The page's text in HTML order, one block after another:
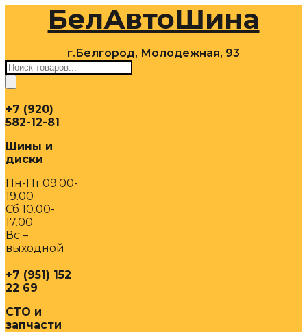
содержимомуБелАвтоШина
г.Белгород, Молодежная, 93
Поиск
товаров
+7 (920)
582-12-81
Шины и
диски
Пн-Пт 09.00-
19.00
Сб 10.00-
17.00
Вс –
выходной
+7 (951) 152
22 69
СТО и
запчасти